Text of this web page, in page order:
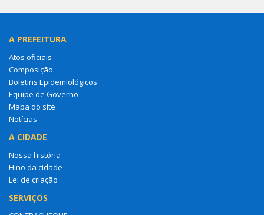
A PREFEITURA
Atos oficiais
Composição
Boletins Epidemiológicos
Equipe de Governo
Mapa do site
Notícias
A CIDADE
Nossa história
Hino da cidade
Lei de criação
SERVIÇOS